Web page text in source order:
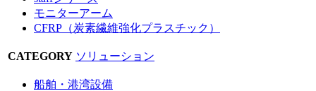
モニターアーム
CFRP（炭素繊維強化プラスチック）
CATEGORY ソリューション
船舶・港湾設備